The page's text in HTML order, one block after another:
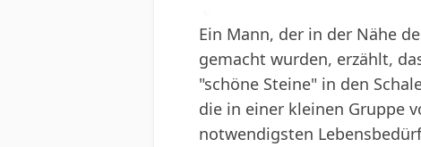
Ein Mann, der in der Nähe
gemacht wurden, erzählt,
"schöne Steine" in den
die in einer kleinen Gruppe
notwendigsten